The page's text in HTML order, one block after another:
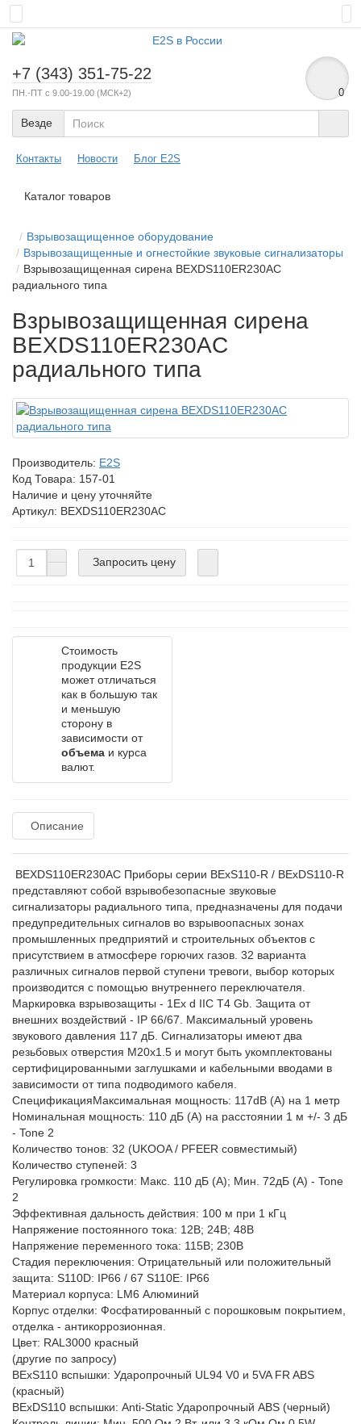
+7 (343) 351-75-22
ПН.-ПТ с 9.00-19.00 (МСК+2) 0
Везде
Контакты Новости Блог E2S
Каталог товаров
Взрывозащищенное оборудование
Взрывозащищенные и огнестойкие звуковые сигнализаторы
Взрывозащищенная сирена BEXDS110ER230AC
радиального типа
Взрывозащищенная сирена
BEXDS110ER230AC
радиального типа
Производитель: E2S
Код Товара: 157-01
Наличие и цену уточняйте
Артикул: BEXDS110ER230AC
Запросить цену
Стоимость
продукции E2S
может отличаться
как в большую так
и меньшую
сторону в
зависимости от
объема и курса
валют.
Описание
BEXDS110ER230AC Приборы серии BExS110-R / BExDS110-R
представляют собой взрывобезопасные звуковые
сигнализаторы радиального типа, предназначены для подачи
предупредительных сигналов во взрывоопасных зонах
промышленных предприятий и строительных объектов с
присутствием в атмосфере горючих газов. 32 варианта
различных сигналов первой ступени тревоги, выбор которых
производится с помощью внутреннего переключателя.
Маркировка взрывозащиты - 1Ex d IIC T4 Gb. Защита от
внешних воздействий - IP 66/67. Максимальный уровень
звукового давления 117 дБ. Сигнализаторы имеют два
резьбовых отверстия М20х1.5 и могут быть укомплектованы
сертифицированными заглушками и кабельными вводами в
зависимости от типа подводимого кабеля.
СпецификацияМаксимальная мощность: 117dB (A) на 1 метр
Номинальная мощность: 110 дБ (A) на расстоянии 1 м +/- 3 дБ
- Tone 2
Количество тонов: 32 (UKOOA / PFEER совместимый)
Количество ступеней: 3
Регулировка громкости: Макс. 110 дБ (A); Мин. 72дБ (А) - Tone
2
Эффективная дальность действия: 100 м при 1 кГц
Напряжение постоянного тока: 12В; 24В; 48В
Напряжение переменного тока: 115В; 230В
Стадия переключения: Отрицательный или положительный
защита: S110D: IP66 / 67 S110E: IP66
Материал корпуса: LM6 Алюминий
Корпус отделки: Фосфатированный с порошковым покрытием,
отделка - антикоррозионная.
Цвет: RAL3000 красный
(другие по запросу)
BExS110 вспышки: Ударопрочный UL94 V0 и 5VA FR ABS
(красный)
BExDS110 вспышки: Anti-Static Ударопрочный ABS (черный)